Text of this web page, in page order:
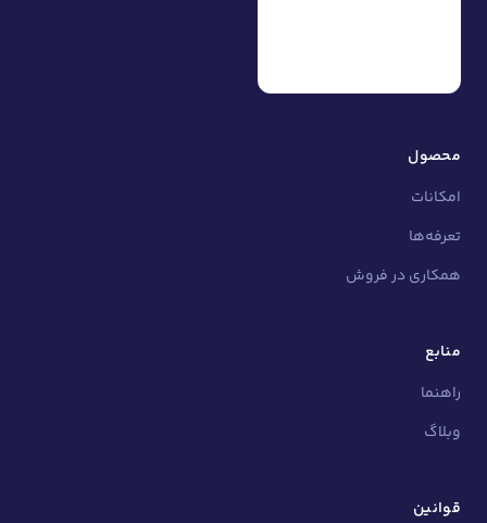
محصول
امکانات
تعرفه‌ها
همکاری در فروش
منابع
راهنما
وبلاگ
قوانین